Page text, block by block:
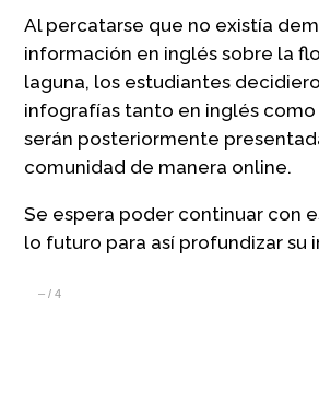
Al percatarse que no existía
información en inglés sobre la
laguna, los estudiantes
infografías tanto en inglés como
serán posteriormente
comunidad de manera online.
Se espera poder continuar con
lo futuro para así profundizar su
– /4